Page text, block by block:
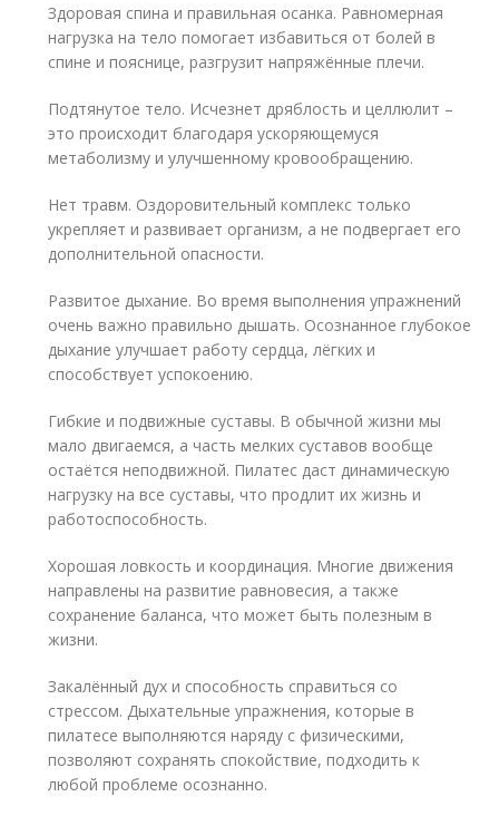
Здоровая спина и правильная осанка. Равномерная
нагрузка на тело помогает избавиться от болей в
спине и пояснице, разгрузит напряжённые плечи.
Подтянутое тело. Исчезнет дряблость и целлюлит –
это происходит благодаря ускоряющемуся
метаболизму и улучшенному кровообращению.
Нет травм. Оздоровительный комплекс только
укрепляет и развивает организм, а не подвергает его
дополнительной опасности.
Развитое дыхание. Во время выполнения упражнений
очень важно правильно дышать. Осознанное глубокое
дыхание улучшает работу сердца, лёгких и
способствует успокоению.
Гибкие и подвижные суставы. В обычной жизни мы
мало двигаемся, а часть мелких суставов вообще
остаётся неподвижной. Пилатес даст динамическую
нагрузку на все суставы, что продлит их жизнь и
работоспособность.
Хорошая ловкость и координация. Многие движения
направлены на развитие равновесия, а также
сохранение баланса, что может быть полезным в
жизни.
Закалённый дух и способность справиться со
стрессом. Дыхательные упражнения, которые в
пилатесе выполняются наряду с физическими,
позволяют сохранять спокойствие, подходить к
любой проблеме осознанно.